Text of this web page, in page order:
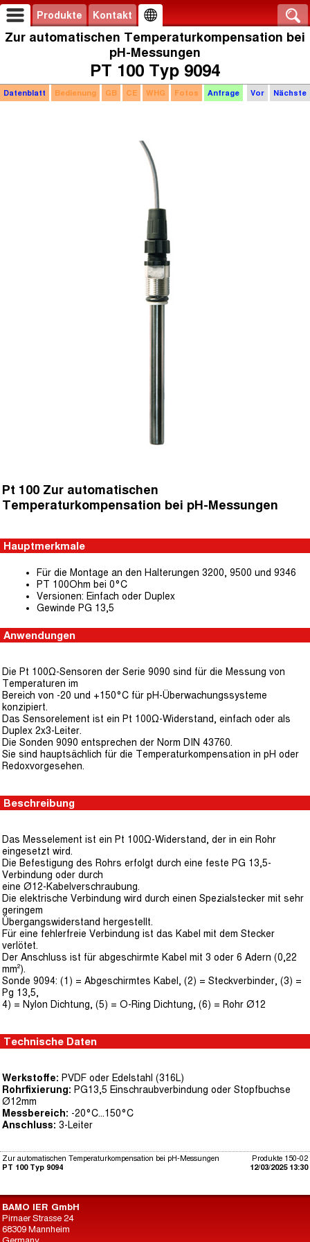
Produkte Kontakt
Zur automatischen Temperaturkompensation bei
pH-Messungen
PT 100 Typ 9094
Vor Nächste
Datenblatt Bedienung GB CE WHG Fotos Anfrage
Pt 100 Zur automatischen
Temperaturkompensation bei pH-Messungen
Hauptmerkmale
Für die Montage an den Halterungen 3200, 9500 und 9346
PT 100Ohm bei 0°C
Versionen: Einfach oder Duplex
Gewinde PG 13,5
Anwendungen
Die Pt 100Ω-Sensoren der Serie 9090 sind für die Messung von
Temperaturen im
Bereich von -20 und +150°C für pH-Überwachungssysteme
konzipiert.
Das Sensorelement ist ein Pt 100Ω-Widerstand, einfach oder als
Duplex 2x3-Leiter.
Die Sonden 9090 entsprechen der Norm DIN 43760.
Sie sind hauptsächlich für die Temperaturkompensation in pH oder
Redoxvorgesehen.
Beschreibung
Das Messelement ist ein Pt 100Ω-Widerstand, der in ein Rohr
eingesetzt wird.
Die Befestigung des Rohrs erfolgt durch eine feste PG 13,5-
Verbindung oder durch
eine Ø12-Kabelverschraubung.
Die elektrische Verbindung wird durch einen Spezialstecker mit sehr
geringem
Übergangswiderstand hergestellt.
Für eine fehlerfreie Verbindung ist das Kabel mit dem Stecker
verlötet.
Der Anschluss ist für abgeschirmte Kabel mit 3 oder 6 Adern (0,22
mm²).
Sonde 9094: (1) = Abgeschirmtes Kabel, (2) = Steckverbinder, (3) =
Pg 13,5,
4) = Nylon Dichtung, (5) = O-Ring Dichtung, (6) = Rohr Ø12
Technische Daten
Werkstoffe: PVDF oder Edelstahl (316L)
Rohrfixierung: PG13,5 Einschraubverbindung oder Stopfbuchse
Ø12mm
Messbereich: -20°C...150°C
Anschluss: 3-Leiter
Produkte 150-02
12/03/2025 13:30
Zur automatischen Temperaturkompensation bei pH-Messungen
PT 100 Typ 9094
BAMO IER GmbH
Pirnaer Strasse 24
68309 Mannheim